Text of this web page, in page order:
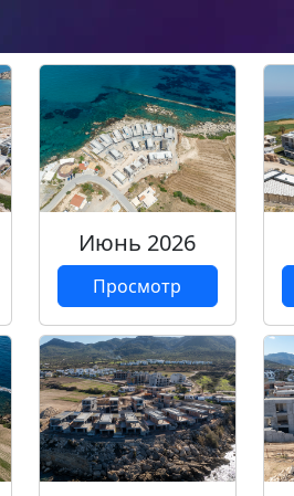
Июнь 2026
Просмотр